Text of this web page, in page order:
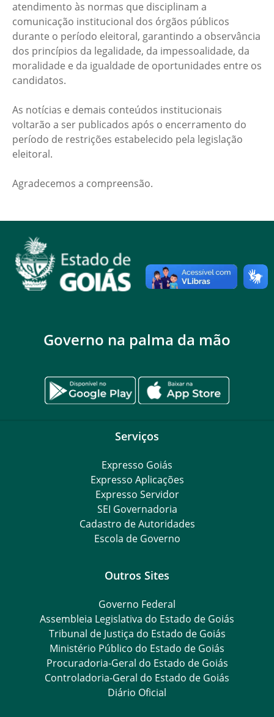
atendimento às normas que disciplinam a
comunicação institucional dos órgãos públicos
durante o período eleitoral, garantindo a observância
dos princípios da legalidade, da impessoalidade, da
moralidade e da igualdade de oportunidades entre os
candidatos.
As notícias e demais conteúdos institucionais
voltarão a ser publicados após o encerramento do
período de restrições estabelecido pela legislação
eleitoral.
Agradecemos a compreensão.
Governo na palma da mão
Serviços
Expresso Goiás
Expresso Aplicações
Expresso Servidor
SEI Governadoria
Cadastro de Autoridades
Escola de Governo
Outros Sites
Governo Federal
Assembleia Legislativa do Estado de Goiás
Tribunal de Justiça do Estado de Goiás
Ministério Público do Estado de Goiás
Procuradoria-Geral do Estado de Goiás
Controladoria-Geral do Estado de Goiás
Diário Oficial